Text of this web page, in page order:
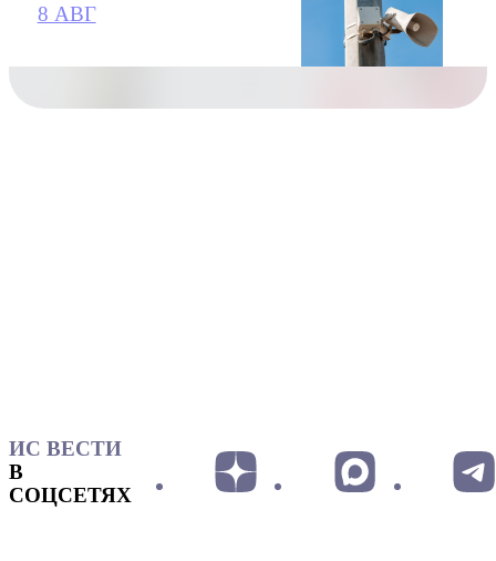
8 АВГ
ИС ВЕСТИ
В
СОЦСЕТЯХ